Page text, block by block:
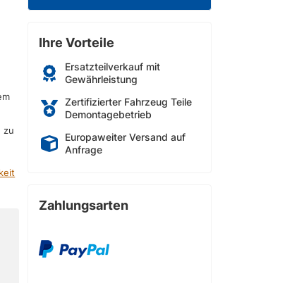
zu
Ihre Vorteile
Ersatzteilverkauf mit
Gewährleistung
Zertifizierter Fahrzeug Teile
Demontagebetrieb
Europaweiter Versand auf
Anfrage
Zahlungsarten